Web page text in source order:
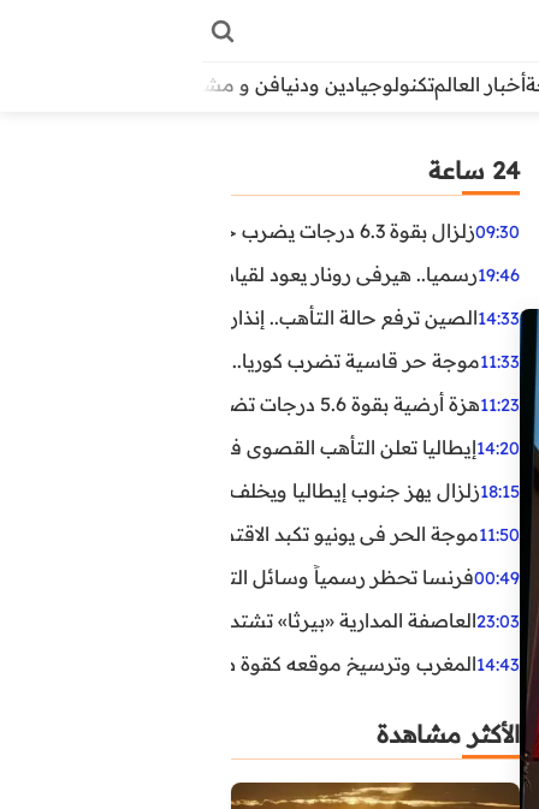
أخبار العالمتكنولوجيادين ودنيافن و مشاهير
24 ساعة
09:30زلزال بقوة 6.3 درجات يضرب جنوب الفلبين.. ولا تحذير من تسونامي حتى الآن
19:46رسميا.. هيرفي رونار يعود لقيادة منتخب كوت ديفوار
14:33الصين ترفع حالة التأهب.. إنذاران جديدان بسبب الأمطار
11:33موجة حر قاسية تضرب كوريا.. وفيات وإصابات ونفوق مئات
11:23هزة أرضية بقوة 5.6 درجات تضرب مصر
14:20إيطاليا تعلن التأهب القصوى في 23 مدينة بسبب موجة حر شديدة
18:15زلزال يهز جنوب إيطاليا ويخلف عشرات الجرحى
11:50موجة الحر في يونيو تكبد الاقتصاد البريطاني خسائر تجاوزت 1.5 مليار
00:49فرنسا تحظر رسمياً وسائل التواصل الاجتماعي على القاصرين
23:03العاصفة المدارية «بيرثا» تشتد وتقترب من سواحل
14:43المغرب وترسيخ موقعه كقوة طاقية إقليمية
الأكثر مشاهدة